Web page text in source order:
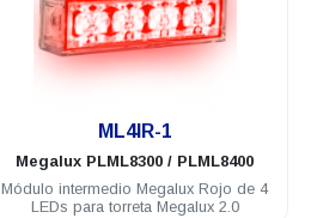
ML4IR-1
Megalux PLML8300 / PLML8400
Módulo intermedio Megalux Rojo de 4
LEDs para torreta Megalux 2.0